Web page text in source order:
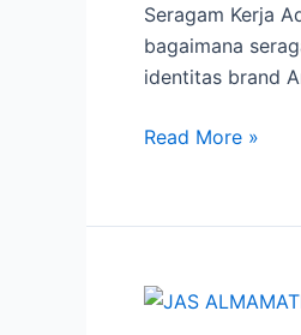
Seragam Kerja
bagaimana
identitas brand
Terpercaya
di
Indonesia
Jaya
Read More »
Seragam